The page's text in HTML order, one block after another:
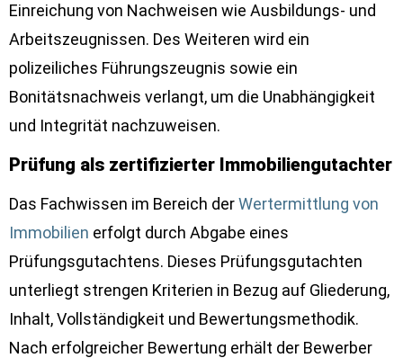
Einreichung von Nachweisen wie Ausbildungs- und
Arbeitszeugnissen. Des Weiteren wird ein
polizeiliches Führungszeugnis sowie ein
Bonitätsnachweis verlangt, um die Unabhängigkeit
und Integrität nachzuweisen.
Prüfung als zertifizierter Immobiliengutachter
Das Fachwissen im Bereich derWertermittlung von
Immobilien erfolgt durch Abgabe eines
Prüfungsgutachtens. Dieses Prüfungsgutachten
unterliegt strengen Kriterien in Bezug auf Gliederung,
Inhalt, Vollständigkeit und Bewertungsmethodik.
Nach erfolgreicher Bewertung erhält der Bewerber